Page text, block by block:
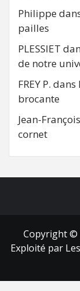
Philippe
pailles
PLESSIET
de notre
FREY P. dans
brocante
Jean-François
cornet
Copyright ©
Exploité par